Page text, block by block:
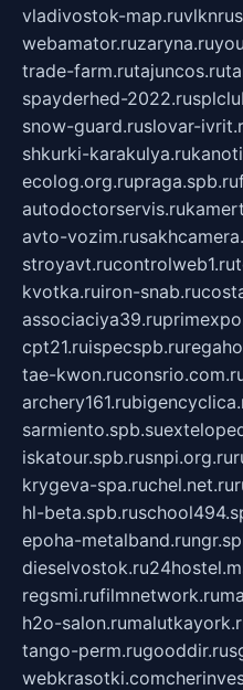
vladivostok-map.ru
webamator.ruzaryna.ru
trade-farm.rutajuncos.ru
spayderhed-2022.ru
snow-guard.ruslovar-
shkurki-karakulya.ru
ecolog.org.rupraga.spb.ru
autodoctorservis.ru
avto-vozim.ru
stroyavt.rucontrolweb1.ru
kvotka.ruiron-snab.ru
associaciya39.ru
cpt21.ruispecspb.ru
tae-kwon.ru
archery161.ru
sarmiento.spb.su
iskatour.spb.rusnpi.org.ru
krygeva-spa.ruchel.net.ru
hl-beta.spb.ru
epoha-metalband.ru
dieselvostok.ru
regsmi.rufilmnetwork.ru
h2o-salon.ru
tango-perm.rugooddir.ru
webkrasotki.com